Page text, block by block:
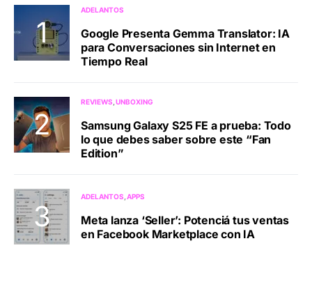
ADELANTOS
Google Presenta Gemma Translator: IA
para Conversaciones sin Internet en
Tiempo Real
REVIEWS UNBOXING
Samsung Galaxy S25 FE a prueba: Todo
lo que debes saber sobre este “Fan
Edition”
ADELANTOS APPS
Meta lanza ‘Seller’: Potenciá tus ventas
en Facebook Marketplace con IA